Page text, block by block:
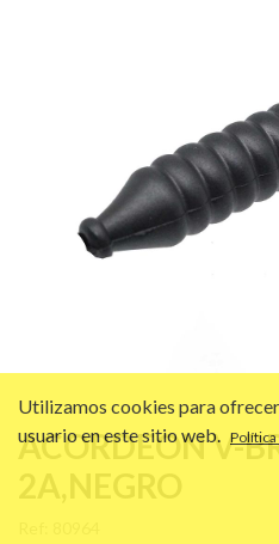
ACORDEON V-
Utilizamos cookies para
usuario en este sitio web. Política